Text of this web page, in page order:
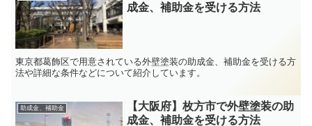
成金、補助金を受ける方法
東京都葛飾区で用意されている外壁塗装の助成金、補助金を受ける方
法や詳細な条件などについて紹介しています。
助成金、補助金
【大阪府】枚方市で外壁塗装の助
成金、補助金を受ける方法